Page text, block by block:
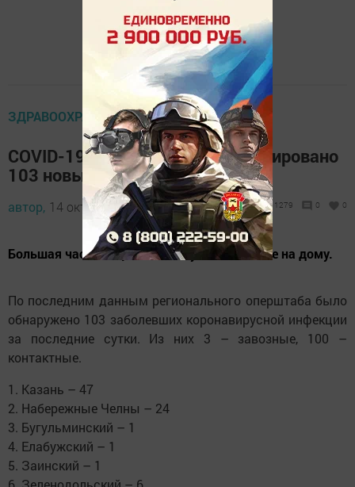
ЗДРАВООХРАНЕНИЕ
COVID-19: 14 октября зарегистрировано
103 новых случая
автор, 14 октября 2021 - 15:17 1279 0 0
Большая часть пациентов получают лечение на дому.
По последним данным регионального оперштаба было
обнаружено 103 заболевших коронавирусной инфекции
за последние сутки. Из них 3 – завозные, 100 –
контактные.
1. Казань – 47
2. Набережные Челны – 24
3. Бугульминский – 1
4. Елабужский – 1
5. Заинский – 1